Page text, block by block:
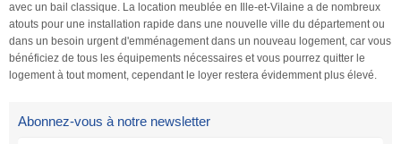
avec un bail classique. La location meublée en Ille-et-Vilaine a de nombreux
atouts pour une installation rapide dans une nouvelle ville du département ou
dans un besoin urgent d'emménagement dans un nouveau logement, car vous
bénéficiez de tous les équipements nécessaires et vous pourrez quitter le
logement à tout moment, cependant le loyer restera évidemment plus élevé.
Abonnez-vous à notre newsletter